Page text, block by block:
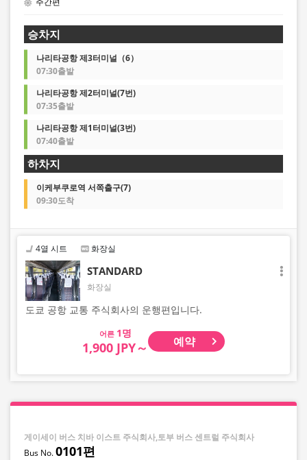
승차지
나리타공항 제3터미널（6）
07:30출발
나리타공항 제2터미널(7번)
07:35출발
나리타공항 제1터미널(3번)
07:40출발
하차지
이케부쿠로역 서쪽출구(7)
09:30도착
4열 시트 화장실
STANDARD
화장실
도쿄 공항 교통 주식회사의 운행편입니다.
어른
1,900 JPY～ 예약
게이세이 버스 치바 이스트 주식회사,토부 버스 센트럴 주식회사
0101편